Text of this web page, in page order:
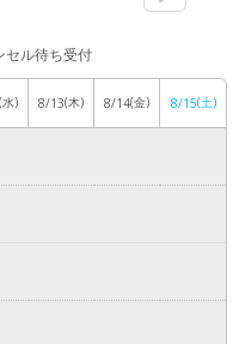
セル待ち受付
(水) 8/13(木) 8/14(金) 8/15(土)